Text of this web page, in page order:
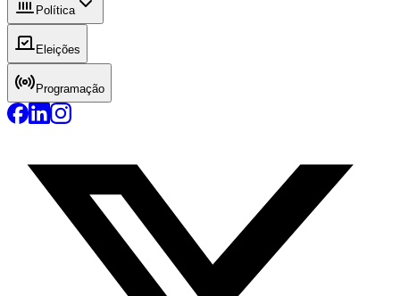
Política
Eleições
Programação